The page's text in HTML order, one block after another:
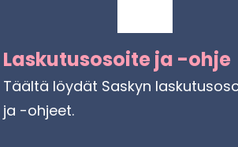
Las­ku­tuso­soi­te ja -ohje
Tääl­tä löy­dät Sas­kyn
ja -​ohjeet.